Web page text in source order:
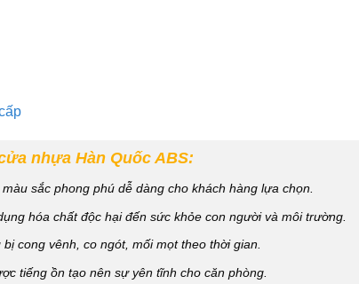
nhựa Hàn Quốc ABS:
sắc phong phú dễ dàng cho khách hàng lựa chọn.
hóa chất độc hại đến sức khỏe con người và môi trường.
cong vênh, co ngót, mối mọt theo thời gian.
tiếng ồn tạo nên sự yên tĩnh cho căn phòng.